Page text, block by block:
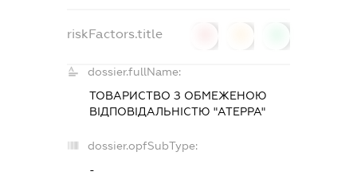
riskFactors.title
dossier.fullName:
ТОВАРИСТВО З ОБМЕЖЕНОЮ
ВІДПОВІДАЛЬНІСТЮ "АТЕРРА"
dossier.opfSubType:
-